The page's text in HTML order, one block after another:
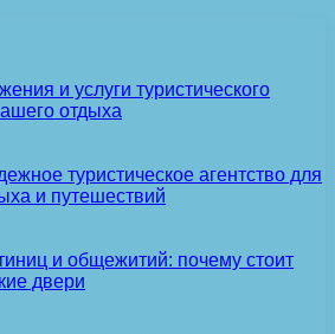
и услуги туристического
отдыха
туристическое агентство для
и путешествий
и общежитий: почему стоит
двери